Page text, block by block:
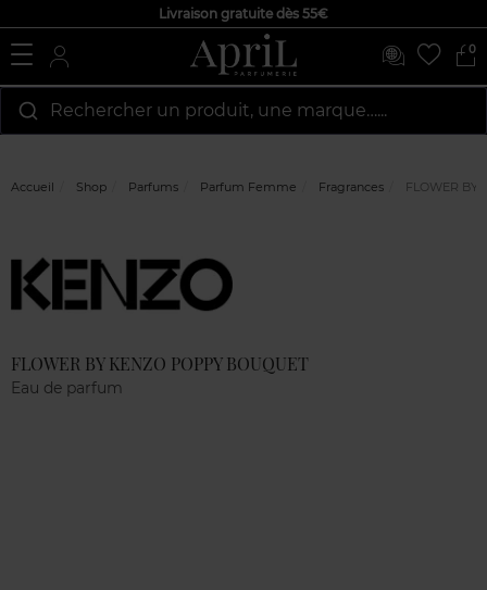
Livraison gratuite dès 55€
0
Rechercher un produit, une marque…...
Accueil Shop Parfums Parfum Femme Fragrances FLOWER BY
FLOWER BY KENZO POPPY BOUQUET
Eau de parfum